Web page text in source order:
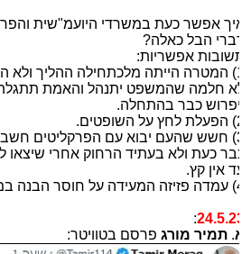
אפשר כעת במשרדי היועמ"שית
הבל כאלה?
אפשריות:
1) המטרה הייתה מלכתחילה ההליך ולא
חלמה שהמשפט יתנהל והאמת תתגלה.
כבר בהתחלה.
3) חשש שהעם יבוא עם הפרקליטים
כעת ולא בעתיד הרחוק אחרי שיצאו
אין קץ.
:
תמיר מורגפרסם בטוויטר: